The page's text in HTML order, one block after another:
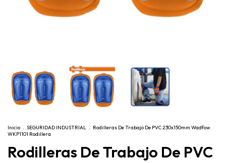
Inicio . SEGURIDAD INDUSTRIAL . Rodilleras De Trabajo De PVC 230x150mm Wadfow
WKP1101 Rodillera
Rodilleras De Trabajo De PVC